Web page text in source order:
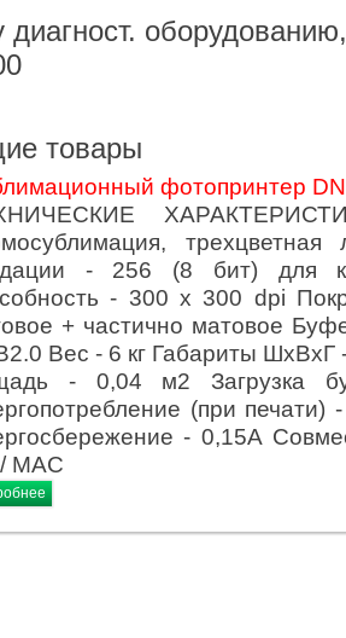
диагност.
товары
фотопринтер
- 256 (8 бит) для
- 300 х 300 dpi
+ частично матовое
Вес - 6 кг Габариты
- 0,04 м2 Загрузка
(при
- 0,15А
МАС